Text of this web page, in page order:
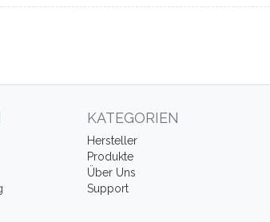
KATEGORIEN
Hersteller
Produkte
Über Uns
Support